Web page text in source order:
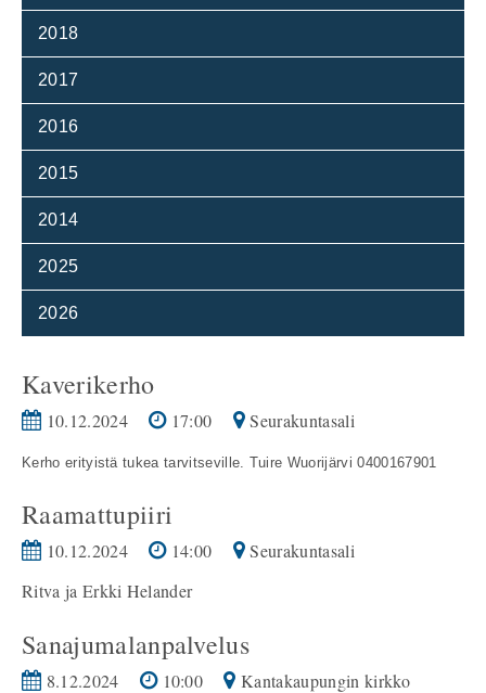
2018
2017
2016
2015
2014
2025
2026
Kaverikerho
10.12.2024 17:00 Seurakuntasali
Kerho erityistä tukea tarvitseville. Tuire Wuorijärvi 0400167901
Raamattupiiri
10.12.2024 14:00
Seurakuntasali
Ritva ja Erkki Helander
Sanajumalanpalvelus
8.12.2024 10:00 Kantakaupungin kirkko